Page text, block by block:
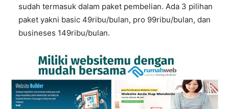
sudah termasuk dalam paket pembelian. Ada 3 pilihan
paket yakni basic 49ribu/bulan, pro 99ribu/bulan, dan
busineses 149ribu/bulan.